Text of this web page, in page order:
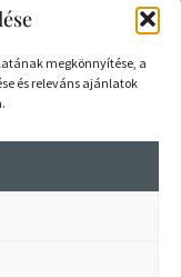
megkönnyítése, a
és releváns ajánlatok